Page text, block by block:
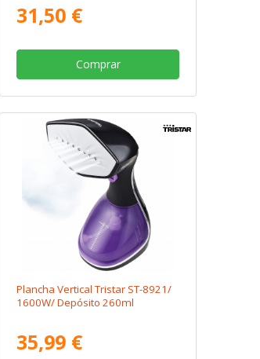
31,50 €
Comprar
Plancha Vertical Tristar ST-8921/
1600W/ Depósito 260ml
35,99 €